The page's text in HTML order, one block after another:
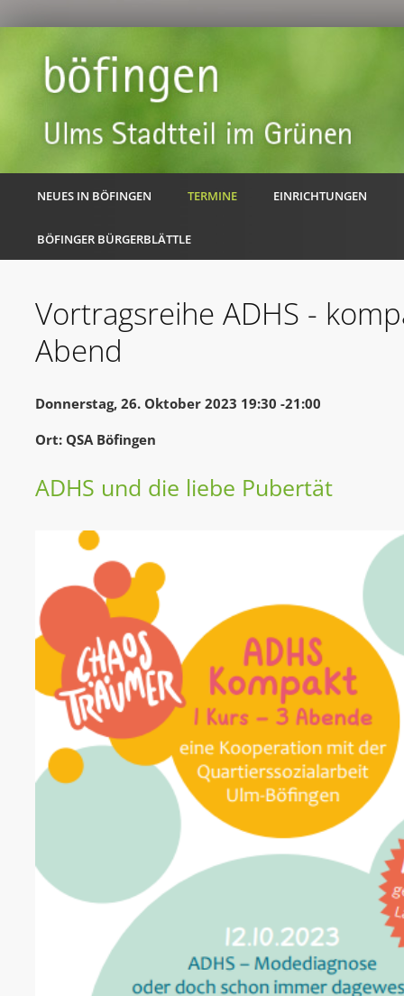
NEUES IN BÖFINGEN TERMINE EINRICHTUNGEN
BÖFINGER BÜRGERBLÄTTLE
Vortragsreihe ADHS -
Abend
Donnerstag, 26. Oktober 2023 19:30 -21:00
Ort: QSA Böfingen
ADHS und die liebe Pubertät